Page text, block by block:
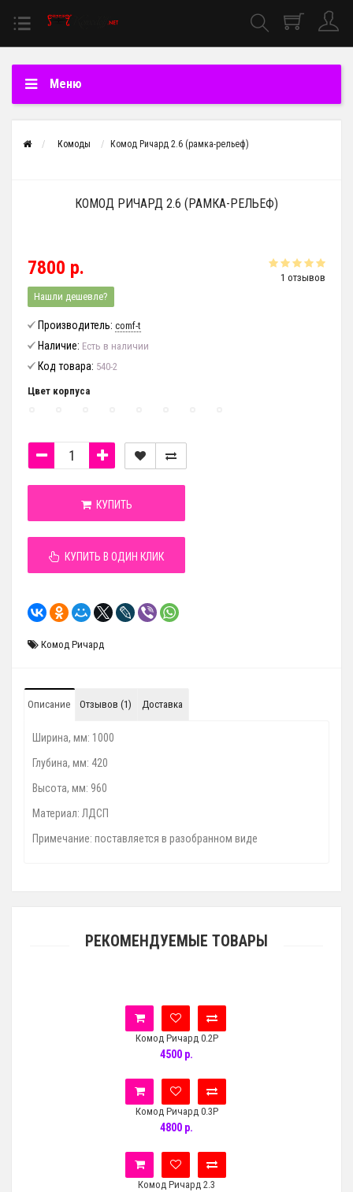
Меню
Комоды Комод Ричард 2.6 (рамка-рельеф)
КОМОД РИЧАРД 2.6 (РАМКА-РЕЛЬЕФ)
1 отзывов
7800 р.
Нашли дешевле?
Производитель: comf-t
Наличие: Есть в наличии
Код товара: 540-2
Цвет корпуса
КУПИТЬ
КУПИТЬ В ОДИН КЛИК
Комод Ричард
Описание Отзывов (1) Доставка
Ширина, мм: 1000
Глубина, мм: 420
Высота, мм: 960
Материал: ЛДСП
Примечание: поставляется в разобранном виде
РЕКОМЕНДУЕМЫЕ ТОВАРЫ
Комод Ричард 0.2Р
4500 р.
Комод Ричард 0.3Р
4800 р.
Комод Ричард 2.3